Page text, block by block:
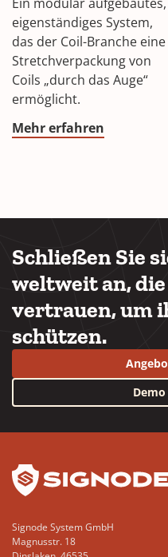
eigenständiges System,
das der Coil-Branche eine
Stretchverpackung von
Coils „durch das Auge“
ermöglicht.
Mehr erfahren
Schließen Sie
weltweit an,
vertrauen, um
schützen.
Signode System GmbH
Magnusstr. 18